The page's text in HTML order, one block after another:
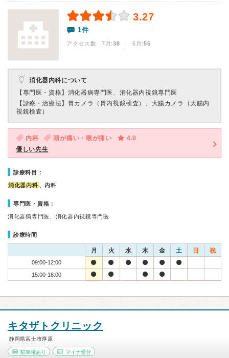
3.27
1件
アクセス数 7月:38 | 6月:55
消化器内科について
【専門医・資格】 消化器病専門医、消化器内視鏡専門医
【診療・治療法】 胃カメラ（胃内視鏡検査）、大腸カメラ（大腸内
視鏡検査）
内科 頭が痛い・喉が痛い
4.0
優しい先生
診療科目：
消化器内科 、内科
専門医・資格：
消化器病専門医、消化器内視鏡専門医
診療時間
月 火 水 木 金 土 日 祝
09:00-12:00
15:00-18:00
キタザトクリニック
静岡県富士市厚原
駐車場あり マイナ受付